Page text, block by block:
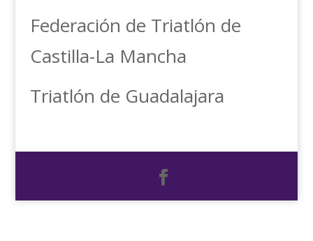
Federación de Triatlón de
Castilla-La Mancha
Triatlón de Guadalajara